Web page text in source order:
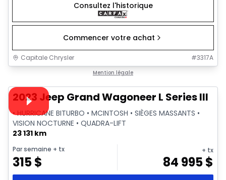
Consultez l'historique
Commencer votre achat
Capitale Chrysler #3317A
Mention légale
Vidéo disponible
2023 Jeep Grand Wagoneer L Series III
• HURRICANE BITURBO • MCINTOSH • SIÈGES MASSANTS •
VISION NOCTURNE • QUADRA-LIFT
23 131 km
Par semaine + tx
315$
+ tx
84 995$